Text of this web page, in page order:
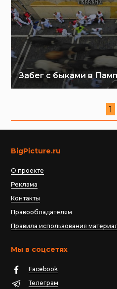
Забег с быками в
1
BigPicture.ru
О проекте
Реклама
Контакты
Правообладателям
Правила использования
Мы в соцсетях
Facebook
Телеграм